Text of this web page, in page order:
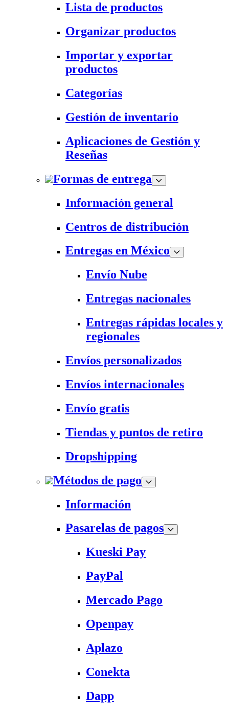
Lista de productos
Organizar productos
Importar y exportar
productos
Categorías
Gestión de inventario
Aplicaciones de Gestión y
Reseñas
Formas de entrega
Información general
Centros de distribución
Entregas en México
Envío Nube
Entregas nacionales
Entregas rápidas locales y
regionales
Envíos personalizados
Envíos internacionales
Envío gratis
Tiendas y puntos de retiro
Dropshipping
Métodos de pago
Información
Pasarelas de pagos
Kueski Pay
PayPal
Mercado Pago
Openpay
Aplazo
Conekta
Dapp